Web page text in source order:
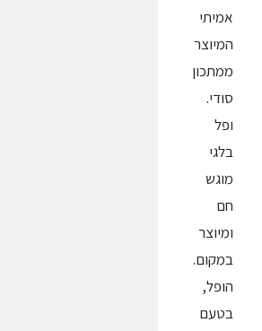
אמיתי
המיוצר
ממתכון
סודי.
ופל
בלגי
מוגש
חם
ומיוצר
במקום.
הופל,
בטעם